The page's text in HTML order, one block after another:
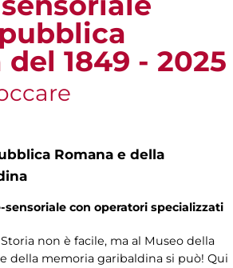
1849 - 2025
Romana e della
con operatori specializzati
non è facile, ma al Museo della
della memoria garibaldina si può! Qui